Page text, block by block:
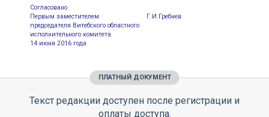
Согласовано
Первым заместителем
председателя Витебского областного
исполнительного комитета
14 июня 2016 года
Г.И.Гребнев
ПЛАТНЫЙ ДОКУМЕНТ
Текст редакции доступен после регистрации и
оплаты доступа.